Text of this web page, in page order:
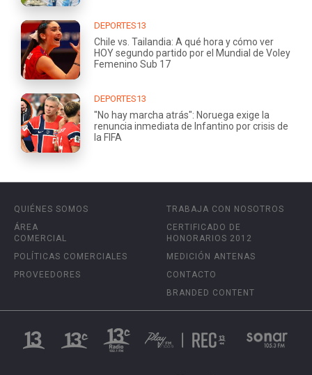
DEPORTES13
Chile vs. Tailandia: A qué hora y cómo ver
HOY segundo partido por el Mundial de Voley
Femenino Sub 17
DEPORTES13
"No hay marcha atrás": Noruega exige la
renuncia inmediata de Infantino por crisis de
la FIFA
QUIÉNES SOMOS
ÁREA
COMERCIAL
POLÍTICAS COMERCIALES
PROVEEDORES
TRABAJA CON NOSOTROS
CERTIFICADO DE
HONORARIOS 2012
MEDICIÓN ANTENAS
CONTACTO
BRANDED CONTENT